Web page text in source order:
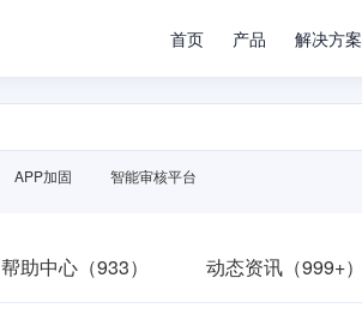
首页 产品 解决方案
APP加固 智能审核平台
帮助中心（933） 动态资讯（999+）